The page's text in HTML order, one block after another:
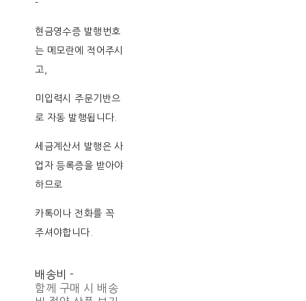
-
현금영수증 발행번호
는 메모란에 적어주시
고,
미입력시 주문기반으
로 자동 발행됩니다.
세금계산서 발행은 사
업자 등록증을 받아야
하므로
카톡이나 전화를 꼭
주셔야합니다.
배송비 -
함께 구매 시 배송